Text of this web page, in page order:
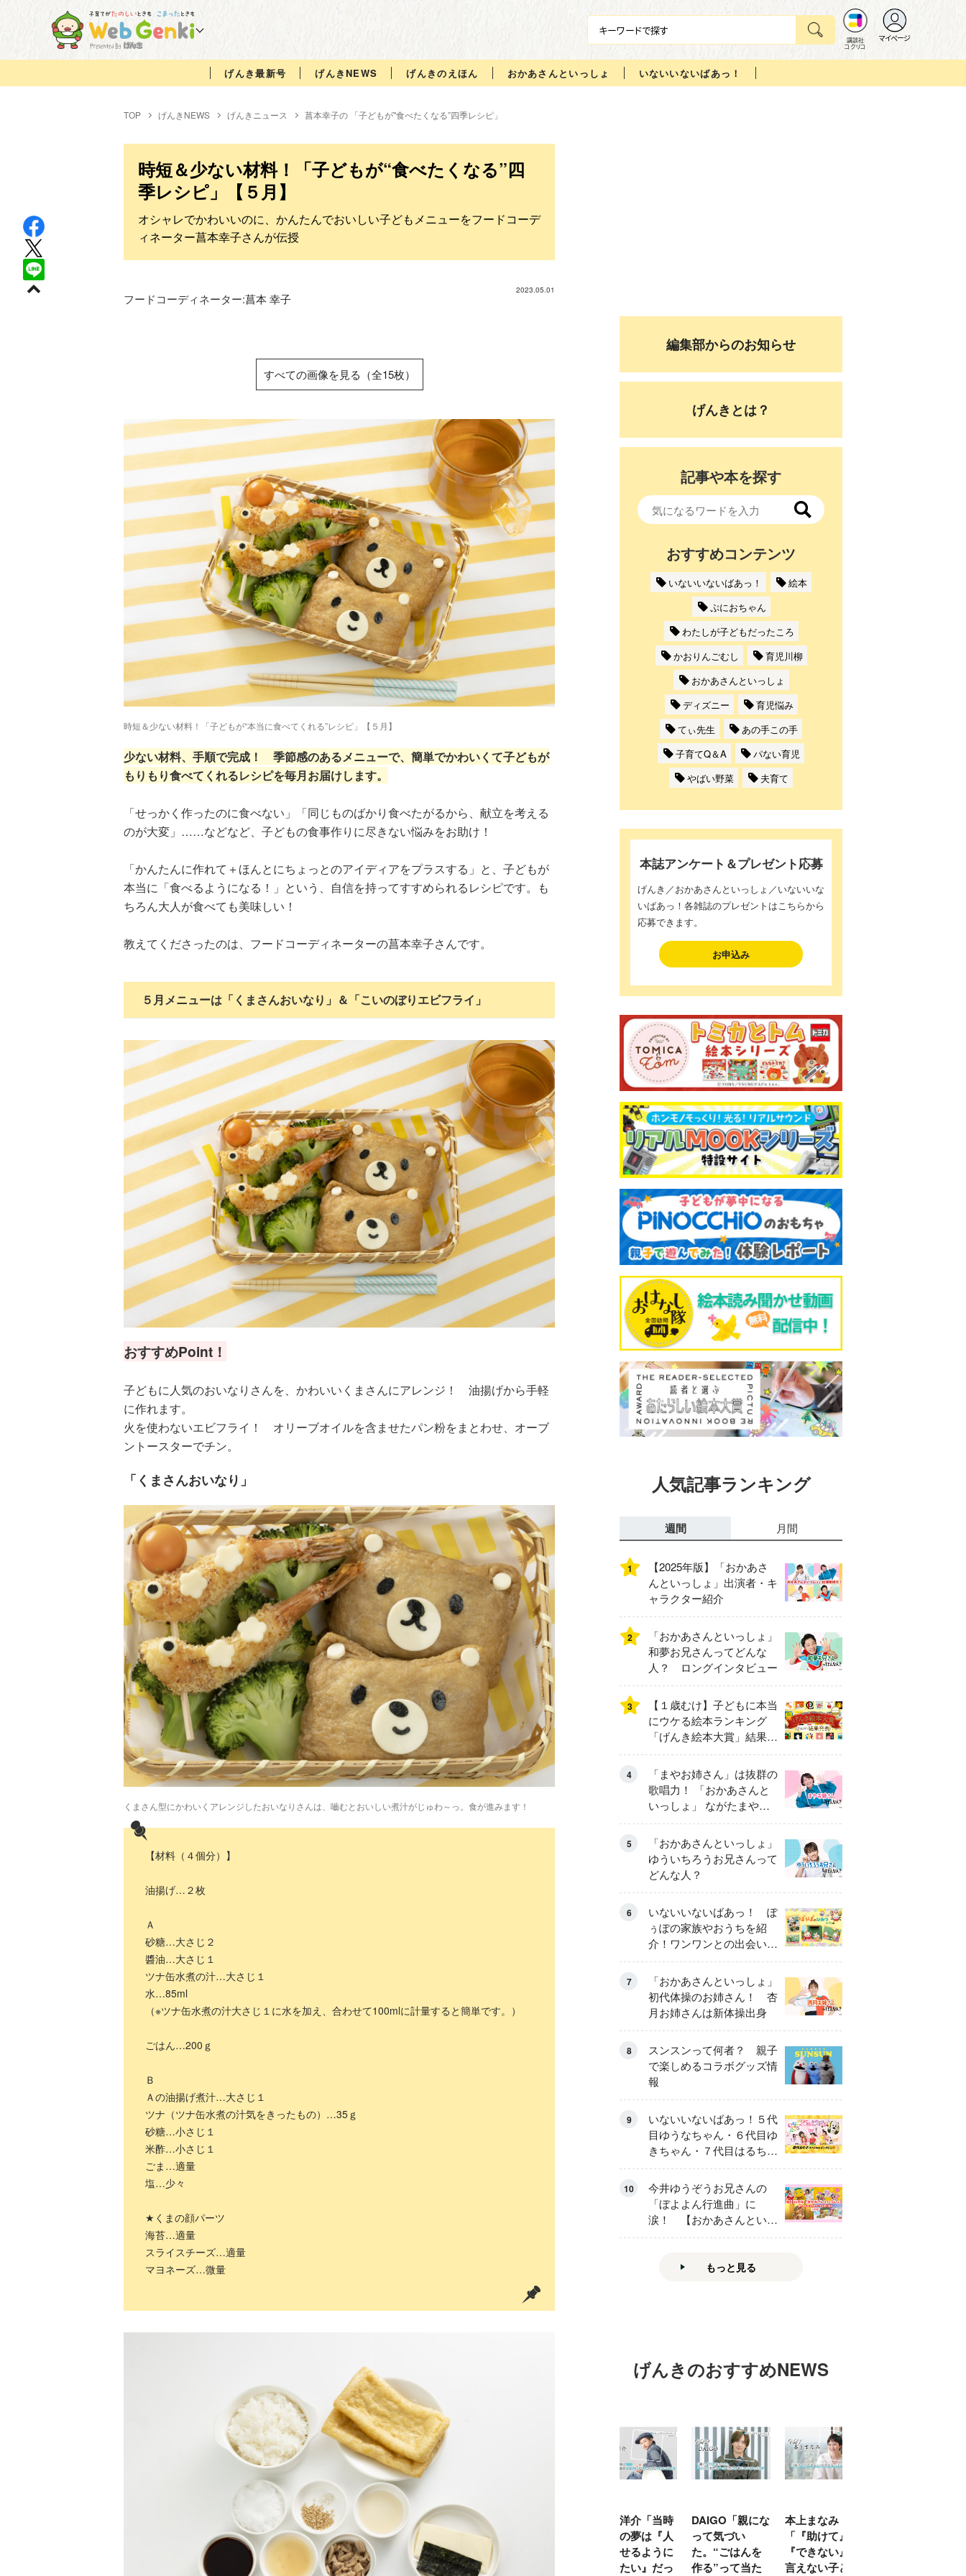
講談社
コクリコ
マイページ
げんき最新号 げんきNEWS げんきのえほん おかあさんといっしょ いないいないばあっ！
TOP げんきNEWS げんきニュース 菖本幸子の 「子どもが‟食べたくなる”四季レシピ」
時短＆少ない材料！「子どもが“食べたくなる”四
季レシピ」【５月】
オシャレでかわいいのに、かんたんでおいしい子どもメニューをフードコーデ
ィネーター菖本幸子さんが伝授
2023.05.01
フードコーディネーター:菖本 幸子
すべての画像を見る（全15枚）
時短＆少ない材料！「子どもが“本当に食べてくれる”レシピ」【５月】
少ない材料、手順で完成！ 季節感のあるメニューで、簡単でかわいくて子どもが
もりもり食べてくれるレシピを毎月お届けします。
「せっかく作ったのに食べない」「同じものばかり食べたがるから、献立を考える
のが大変」……などなど、子どもの食事作りに尽きない悩みをお助け！
「かんたんに作れて＋ほんとにちょっとのアイディアをプラスする」と、子どもが
本当に「食べるようになる！」という、自信を持ってすすめられるレシピです。も
ちろん大人が食べても美味しい！
教えてくださったのは、フードコーディネーターの菖本幸子さんです。
５月メニューは「くまさんおいなり」＆「こいのぼりエビフライ」
おすすめPoint！
子どもに人気のおいなりさんを、かわいいくまさんにアレンジ！ 油揚げから手軽
に作れます。
火を使わないエビフライ！ オリーブオイルを含ませたパン粉をまとわせ、オーブ
ントースターでチン。
「くまさんおいなり」
くまさん型にかわいくアレンジしたおいなりさんは、嚙むとおいしい煮汁がじゅわ～っ。食が進みます！
【材料（４個分）】
油揚げ…２枚
Ａ
砂糖…大さじ２
醬油…大さじ１
ツナ缶水煮の汁…大さじ１
水…85ml
（※ツナ缶水煮の汁大さじ１に水を加え、合わせて100mlに計量すると簡単です。）
ごはん…200ｇ
Ｂ
Ａの油揚げ煮汁…大さじ１
ツナ（ツナ缶水煮の汁気をきったもの）…35ｇ
砂糖…小さじ１
米酢…小さじ１
ごま…適量
塩…少々
★くまの顔パーツ
海苔…適量
スライスチーズ…適量
マヨネーズ…微量
編集部からのお知らせ
げんきとは？
記事や本を探す
おすすめコンテンツ
いないいないばあっ！
絵本
ぷにおちゃん
わたしが子どもだったころ
かおりんごむし
育児川柳
おかあさんといっしょ
ディズニー
育児悩み
てぃ先生
あの手この手
子育てQ＆A
パない育児
やばい野菜
夫育て
本誌アンケート＆プレゼント応募
げんき／おかあさんといっしょ／いないいな
いばあっ！各雑誌のプレゼントはこちらから
応募できます。
お申込み
人気記事ランキング
週間 月間
1
【2025年版】「おかあさ
んといっしょ」出演者・キ
ャラクター紹介
2
「おかあさんといっしょ」
和夢お兄さんってどんな
人？ ロングインタビュー
3
【１歳むけ】子どもに本当
にウケる絵本ランキング
「げんき絵本大賞」結果発
表
4
「まやお姉さん」は抜群の
歌唱力！ 「おかあさんと
いっしょ」 ながたまやさ
んってどんな人？
5
「おかあさんといっしょ」
ゆういちろうお兄さんって
どんな人？
6
いないいないばあっ！ ぽ
ぅぽの家族やおうちを紹
介！ワンワンとの出会いの
瞬間も
7
「おかあさんといっしょ」
初代体操のお姉さん！ 杏
月お姉さんは新体操出身
8
スンスンって何者？ 親子
で楽しめるコラボグッズ情
報
9
いないいないばあっ！５代
目ゆうなちゃん・６代目ゆ
きちゃん・７代目はるちゃ
ん スペシャルインタビュ
ー
10
今井ゆうぞうお兄さんの
「ぼよよん行進曲」に
涙！ 【おかあさんといっ
しょ65周年特別番組】
もっと見る
げんきのおすすめNEWS
きな子』だった
けど『歌がうま
元体操のお兄さ
ん小林よしひさ
「小３で観たあ
の人の映画が人
TBSアナ井上貴
博「アナウンサ
ーになろうと思
ったことは一度
ひろゆき「『自
分はこれが得意
だ』という“思
い込み”は重
窪塚洋介「当時
の俺の夢は『人
と話せるように
なりたい』だっ
DAIGO「親にな
って気づい
た。“ごはんを
作る”って当た
本上まなみ
「『助けて』
『できない』が
言えない子ども